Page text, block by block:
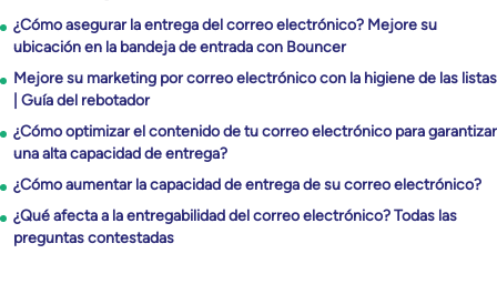
¿Cómo asegurar la entrega del correo electrónico? Mejore su
ubicación en la bandeja de entrada con Bouncer
Mejore su marketing por correo electrónico con la higiene de las listas
| Guía del rebotador
¿Cómo optimizar el contenido de tu correo electrónico para garantizar
una alta capacidad de entrega?
¿Cómo aumentar la capacidad de entrega de su correo electrónico?
¿Qué afecta a la entregabilidad del correo electrónico? Todas las
preguntas contestadas